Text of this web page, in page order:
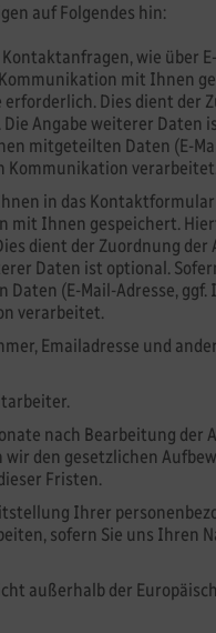
auf Folgendes hin:
wie über
mit Ihnen
Dies dient der
Angabe weiterer Daten
mitgeteilten Daten (E-
Kommunikation
in das
mit Ihnen gespeichert.
dient der Zuordnung der
Daten ist optional.
(E-Mail-Adresse, ggf.
verarbeitet.
Emailadresse und
nach Bearbeitung der
den gesetzlichen
Fristen.
Ihrer
sofern Sie uns Ihren
außerhalb der